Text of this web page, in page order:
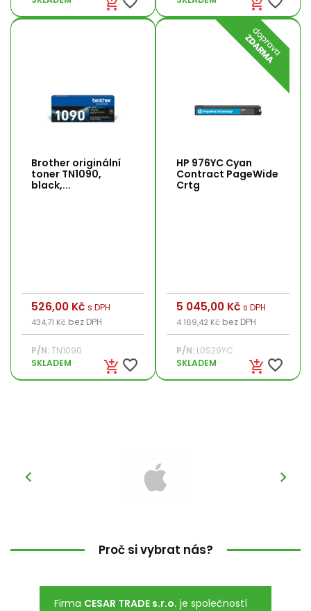
add_shopping_cart add_shopping_cart
Brother originální
toner TN1090,
black,...
add_shopping_cart favorite_border
Cena
526,00 Kč s DPH
434,71 Kč bez DPH
P/N:TN1090
SKLADEM
HP 976YC Cyan
Contract PageWide
Crtg
add_shopping_cart favorite_border
Cena
5 045,00 Kč s DPH
4 169,42 Kč bez DPH
P/N: L0S29YC
SKLADEM
 
Proč si vybrat nás?
Firma CESAR TRADE s.r.o. je společností